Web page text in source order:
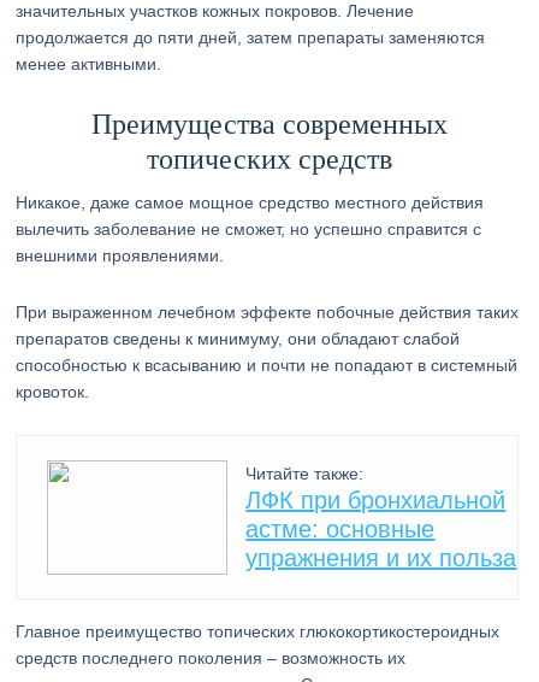
значительных участков кожных покровов. Лечение
продолжается до пяти дней, затем препараты заменяются
менее активными.
Преимущества современных
топических средств
Никакое, даже самое мощное средство местного действия
вылечить заболевание не сможет, но успешно справится с
внешними проявлениями.
При выраженном лечебном эффекте побочные действия таких
препаратов сведены к минимуму, они обладают слабой
способностью к всасыванию и почти не попадают в системный
кровоток.
Читайте также:
ЛФК при бронхиальной
астме: основные
упражнения и их польза
Главное преимущество топических глюкокортикостероидных
средств последнего поколения – возможность их